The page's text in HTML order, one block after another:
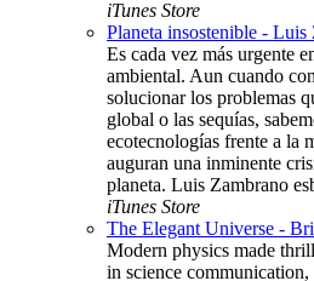
iTunes Store
Planeta insostenible - Luis
Es cada vez más urgente
ambiental. Aun cuando
solucionar los problemas
global o las sequías,
ecotecnologías frente a la
auguran una inminente
planeta. Luis Zambrano
iTunes Store
The Elegant Universe -
Modern physics made
in science